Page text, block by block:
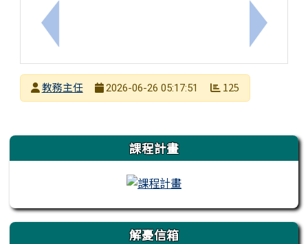
上一筆：115學年度常態編班暨導師編配作業採線上
下一筆：
發布者
教務主任
2026-06-26 05:17:51 125
左邊區域內容 課程計畫
解憂信箱